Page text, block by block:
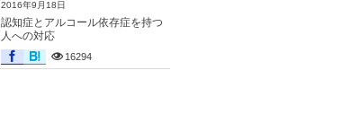
2016年9月18日
認知症とアルコール依存症を持つ
人への対応
16294